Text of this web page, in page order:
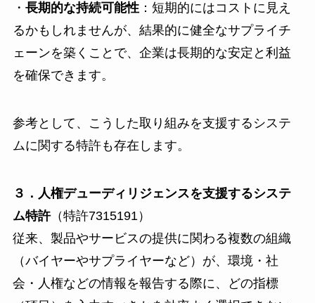
・ 長期的な持続可能性：短期的にはコストに見え
るかもしれませんが、結果的に健全なサプライチ
ェーンを築くことで、企業は長期的な安定と利益
を確保できます。
参考として、こうした取り組みを支援するシステ
ムに関する特許も存在します。
３．人権デューディリジェンスを支援するシステ
ム特許（特許7315191）
従来、製品やサービスの提供に関わる複数の組織
（バイヤーやサプライヤーなど）が、環境・社
会・人権などの情報を報告する際に、どの指標